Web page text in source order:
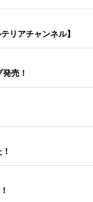
リアチャンネル】
売！